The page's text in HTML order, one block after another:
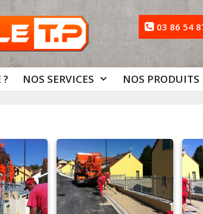
03 86 54
NOS SERVICES NOS PRODUITS